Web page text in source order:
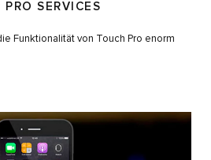
SERVICES
Funktionalität von Touch Pro enorm